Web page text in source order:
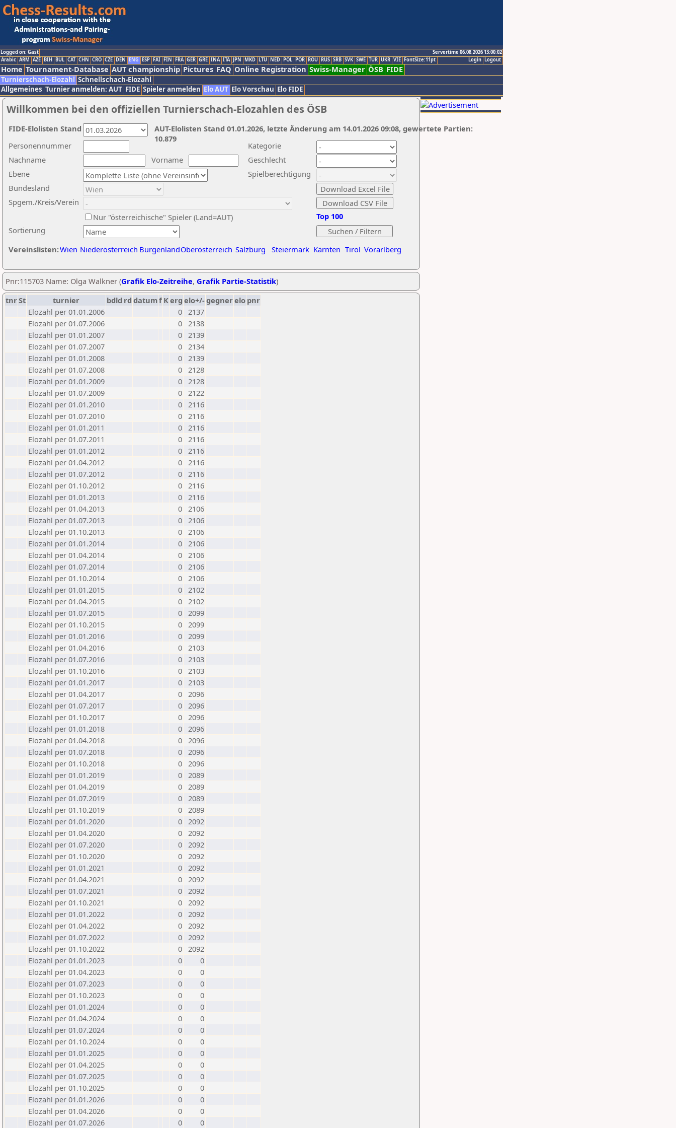
Logged on: Gast
Servertime 06.08.2026 13:00:02
Logout
Login
Arabic ARM AZE BIH BUL CAT CHN CRO CZE DEN ENG ESP FAI FIN FRA GER GRE INA ITA JPN MKD LTU NED POL POR ROU RUS SRB SVK SWE TUR UKR VIE FontSize:11pt
Home Tournament-Database AUT championship Pictures FAQ Online Registration Swiss-Manager ÖSB FIDE
Turnierschach-Elozahl Schnellschach-Elozahl
Allgemeines Turnier anmelden: AUT FIDE Spieler anmelden Elo AUT Elo Vorschau Elo FIDE
Willkommen bei den offiziellen Turnierschach-Elozahlen des ÖSB
Nachname
Vorname
Ebene
Kategorie
Sortierung
Personennummer
Bundesland
Spgem./Kreis/Verein
Geschlecht
Nur "österreichische" Spieler (Land=AUT)
Spielberechtigung
Vereinslisten:Wien Niederösterreich BurgenlandOberösterreich Salzburg Steiermark Kärnten Tirol Vorarlberg
Top 100
AUT-Elolisten Stand 01.01.2026, letzte Änderung am 14.01.2026 09:08, gewertete Partien:
10.879
FIDE-Elolisten Stand
Pnr:115703 Name: Olga Walkner (Grafik Elo-Zeitreihe, Grafik Partie-Statistik)
tnrSt turnier bdld rd datumf Kerg elo+/-gegnerelo pnr
Elozahl per 01.01.2006
0 2137
Elozahl per 01.07.2006
0 2138
Elozahl per 01.01.2007
0 2139
Elozahl per 01.07.2007
0 2134
Elozahl per 01.01.2008
0 2139
Elozahl per 01.07.2008
0 2128
Elozahl per 01.01.2009
0 2128
Elozahl per 01.07.2009
0 2122
Elozahl per 01.01.2010
0 2116
Elozahl per 01.07.2010
0 2116
Elozahl per 01.01.2011
0 2116
Elozahl per 01.07.2011
0 2116
Elozahl per 01.01.2012
0 2116
Elozahl per 01.04.2012
0 2116
Elozahl per 01.07.2012
0 2116
Elozahl per 01.10.2012
0 2116
Elozahl per 01.01.2013
0 2116
Elozahl per 01.04.2013
0 2106
Elozahl per 01.07.2013
0 2106
Elozahl per 01.10.2013
0 2106
Elozahl per 01.01.2014
0 2106
Elozahl per 01.04.2014
0 2106
Elozahl per 01.07.2014
0 2106
Elozahl per 01.10.2014
0 2106
Elozahl per 01.01.2015
0 2102
Elozahl per 01.04.2015
0 2102
Elozahl per 01.07.2015
0 2099
Elozahl per 01.10.2015
0 2099
Elozahl per 01.01.2016
0 2099
Elozahl per 01.04.2016
0 2103
Elozahl per 01.07.2016
0 2103
Elozahl per 01.10.2016
0 2103
Elozahl per 01.01.2017
0 2103
Elozahl per 01.04.2017
0 2096
Elozahl per 01.07.2017
0 2096
Elozahl per 01.10.2017
0 2096
Elozahl per 01.01.2018
0 2096
Elozahl per 01.04.2018
0 2096
Elozahl per 01.07.2018
0 2096
Elozahl per 01.10.2018
0 2096
Elozahl per 01.01.2019
0 2089
Elozahl per 01.04.2019
0 2089
Elozahl per 01.07.2019
0 2089
Elozahl per 01.10.2019
0 2089
Elozahl per 01.01.2020
0 2092
Elozahl per 01.04.2020
0 2092
Elozahl per 01.07.2020
0 2092
Elozahl per 01.10.2020
0 2092
Elozahl per 01.01.2021
0 2092
Elozahl per 01.04.2021
0 2092
Elozahl per 01.07.2021
0 2092
Elozahl per 01.10.2021
0 2092
Elozahl per 01.01.2022
0 2092
Elozahl per 01.04.2022
0 2092
Elozahl per 01.07.2022
0 2092
Elozahl per 01.10.2022
0 2092
Elozahl per 01.01.2023
0
0
Elozahl per 01.04.2023
0
0
Elozahl per 01.07.2023
0
0
Elozahl per 01.10.2023
0
0
Elozahl per 01.01.2024
0
0
Elozahl per 01.04.2024
0
0
Elozahl per 01.07.2024
0
0
Elozahl per 01.10.2024
0
0
Elozahl per 01.01.2025
0
0
Elozahl per 01.04.2025
0
0
Elozahl per 01.07.2025
0
0
Elozahl per 01.10.2025
0
0
Elozahl per 01.01.2026
0
0
Elozahl per 01.04.2026
0
0
Elozahl per 01.07.2026
0 0